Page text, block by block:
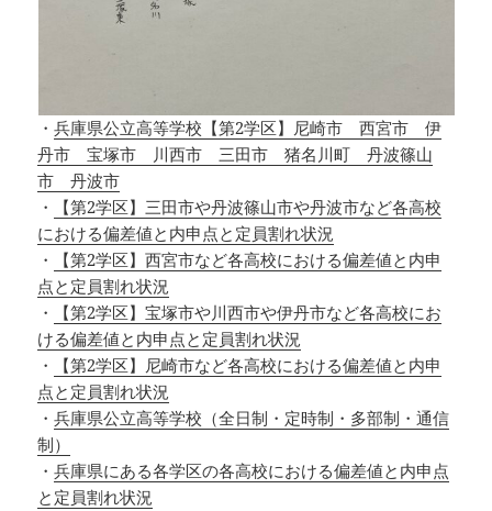
・兵庫県公立高等学校【第2学区】尼崎市 西宮市 伊
丹市 宝塚市 川西市 三田市 猪名川町 丹波篠山
市 丹波市
・
【第2学区】三田市や丹波篠山市や丹波市など各高校
における偏差値と内申点と定員割れ状況
・
【第2学区】西宮市など各高校における偏差値と内申
点と定員割れ状況
・
【第2学区】宝塚市や川西市や伊丹市など各高校にお
ける偏差値と内申点と定員割れ状況
・
【第2学区】尼崎市など各高校における偏差値と内申
点と定員割れ状況
・兵庫県公立高等学校（全日制・定時制・多部制・通信
制）
・兵庫県にある各学区の各高校における偏差値と内申点
と定員割れ状況